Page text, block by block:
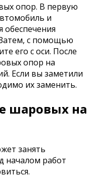
опор. В первую
и
обеспечения
с помощью
его с оси. После
опор на
Если вы заметили
их заменить.
шаровых на
занять
началом работ